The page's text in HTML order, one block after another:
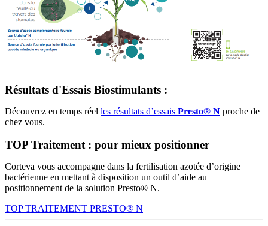
Résultats d'Essais Biostimulants :
Découvrez en temps réel les résultats d’essais Presto® N proche de
chez vous.
TOP Traitement : pour mieux positionner
Corteva vous accompagne dans la fertilisation azotée d’origine
bactérienne en mettant à disposition un outil d’aide au
positionnement de la solution Presto® N.
TOP TRAITEMENT PRESTO® N